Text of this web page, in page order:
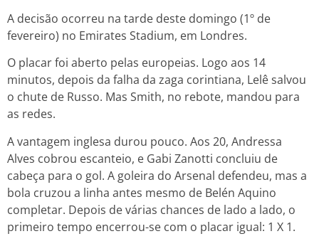
A decisão ocorreu na tarde deste domingo (1º de
fevereiro) no Emirates Stadium, em Londres.
O placar foi aberto pelas europeias. Logo aos 14
minutos, depois da falha da zaga corintiana, Lelê salvou
o chute de Russo. Mas Smith, no rebote, mandou para
as redes.
A vantagem inglesa durou pouco. Aos 20, Andressa
Alves cobrou escanteio, e Gabi Zanotti concluiu de
cabeça para o gol. A goleira do Arsenal defendeu, mas a
bola cruzou a linha antes mesmo de Belén Aquino
completar. Depois de várias chances de lado a lado, o
primeiro tempo encerrou-se com o placar igual: 1 X 1.